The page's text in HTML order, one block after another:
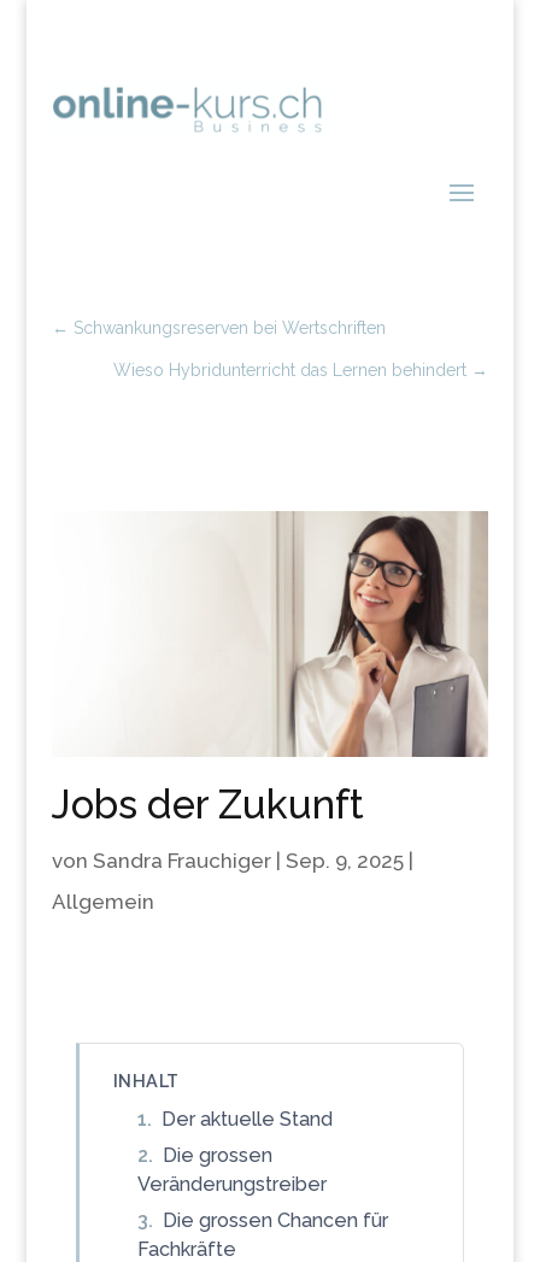
← Schwankungsreserven bei Wertschriften
Wieso Hybridunterricht das Lernen behindert →
Jobs der Zukunft
von Sandra Frauchiger| Sep. 9, 2025|
Allgemein
INHALT
Der aktuelle Stand
Die grossen
Veränderungstreiber
Die grossen Chancen für
Fachkräfte